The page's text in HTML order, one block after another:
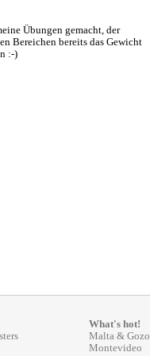
Übungen gemacht, der
Bereichen bereits das Gewicht
:-)
What's hot!
Malta & Gozo
Montevideo